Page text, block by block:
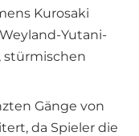
Kurosaki
Yutani-
stürmischen
Gänge von
da Spieler die